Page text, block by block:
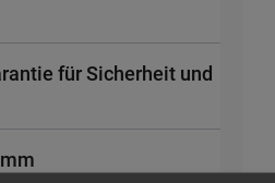
für Sicherheit und